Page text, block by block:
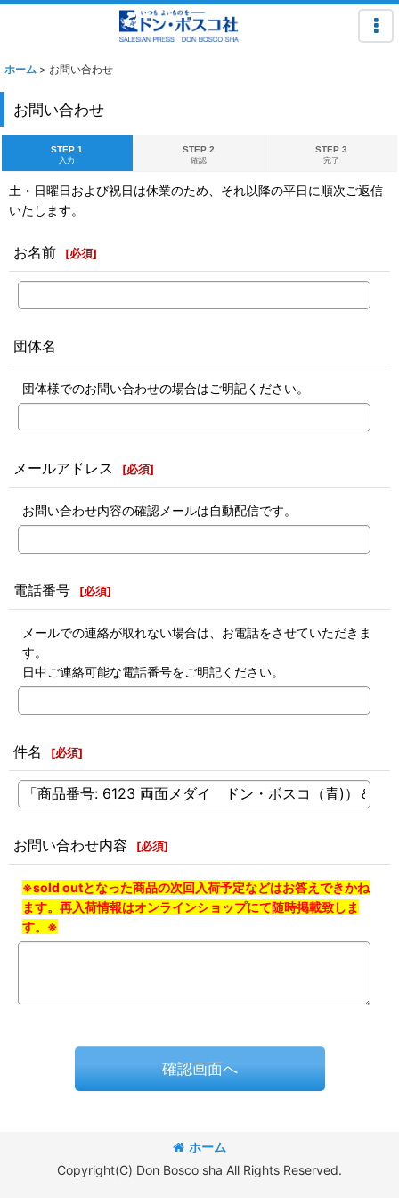
ホーム > お問い合わせ
お問い合わせ
STEP 1
入力
STEP 2
確認
STEP 3
完了
土・日曜日および祝日は休業のため、それ以降の平日に順次ご返信
いたします。
お名前 [必須]
団体名
団体様でのお問い合わせの場合はご明記ください。
メールアドレス [必須]
お問い合わせ内容の確認メールは自動配信です。
電話番号 [必須]
メールでの連絡が取れない場合は、お電話をさせていただきま
す。
日中ご連絡可能な電話番号をご明記ください。
件名 [必須]
お問い合わせ内容 [必須]
※sold outとなった商品の次回入荷予定などはお答えできかね
ます。再入荷情報はオンラインショップにて随時掲載致しま
す。※
確認画面へ
ホーム
Copyright(C) Don Bosco sha All Rights Reserved.